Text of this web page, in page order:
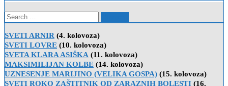
Search
for:
SVETI ARNIR (4. kolovoza)
SVETI LOVRE (10. kolovoza)
SVETA KLARA ASIŠKA (11. kolovoza)
MAKSIMILIJAN KOLBE (14. kolovoza)
UZNESENJE MARIJINO (VELIKA GOSPA) (15. kolovoza)
SVETI ROKO ZAŠTITNIK OD ZARAZNIH BOLESTI (16.